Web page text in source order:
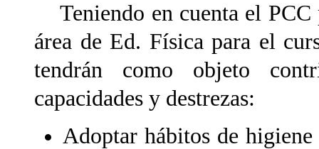
Teniendo en cuenta el PCC
área de Ed. Física para el
tendrán como objeto
capacidades y destrezas:
Adoptar hábitos de